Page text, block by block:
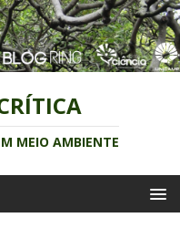
MEIO AMBIENTE